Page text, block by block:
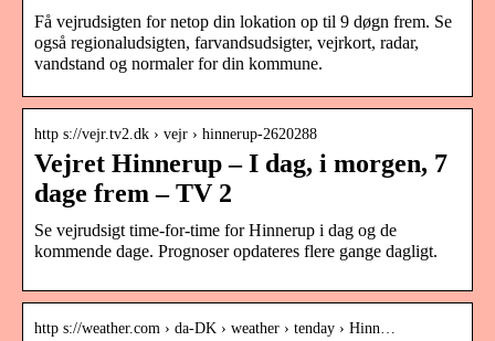
Få vejrudsigten for netop din lokation op til 9 døgn frem. Se
også regionaludsigten, farvandsudsigter, vejrkort, radar,
vandstand og normaler for din kommune.
http s://vejr.tv2.dk › vejr › hinnerup-2620288
Vejret Hinnerup – I dag, i morgen, 7
dage frem – TV 2
Se vejrudsigt time-for-time for Hinnerup i dag og de
kommende dage. Prognoser opdateres flere gange dagligt.
http s://weather.com › da-DK › weather › tenday › Hinn…